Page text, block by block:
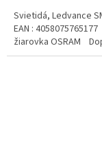
Svietidá, Ledvance
EAN :
žiarovka OSRAM